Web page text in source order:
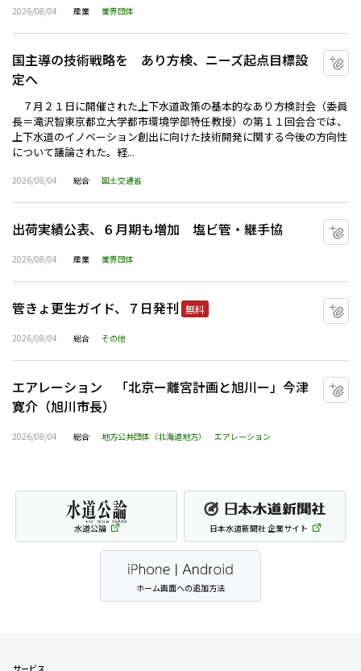
2026/08/04 産業 業界団体
国主導の技術戦略を あり方検、ニーズ起点目標設
定へ
７月２１日に開催された上下水道政策の基本的なあり方検討会（委員
長＝滝沢智東京都立大学都市環境学部特任教授）の第１１回会合では、
上下水道のイノベーション創出に向けた技術開発に関する今後の方向性
について議論された。経...
2026/08/04 総合 国土交通省
出荷実績公表、６月期も増加 塩ビ管・継手協
2026/08/04 産業 業界団体
管きょ更生ガイド、７日発刊 無料
2026/08/04 総合 その他
エアレーション 「北京ー離宮計画と旭川ー」今津
寛介（旭川市長）
2026/08/04 総合 地方公共団体（北海道地方） エアレーション
水道公論 日本水道新聞社 企業サイト
ホーム画面への追加方法
サービス